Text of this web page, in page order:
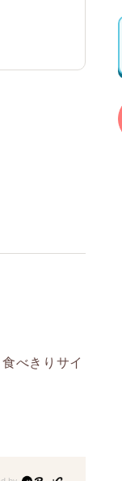
べきりサイ